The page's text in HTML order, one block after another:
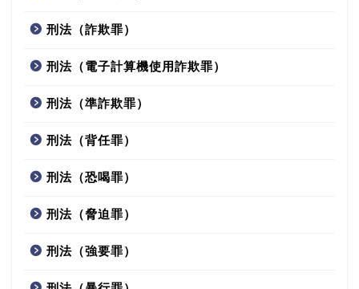
刑法（詐欺罪）
刑法（電子計算機使用詐欺罪）
刑法（準詐欺罪）
刑法（背任罪）
刑法（恐喝罪）
刑法（脅迫罪）
刑法（強要罪）